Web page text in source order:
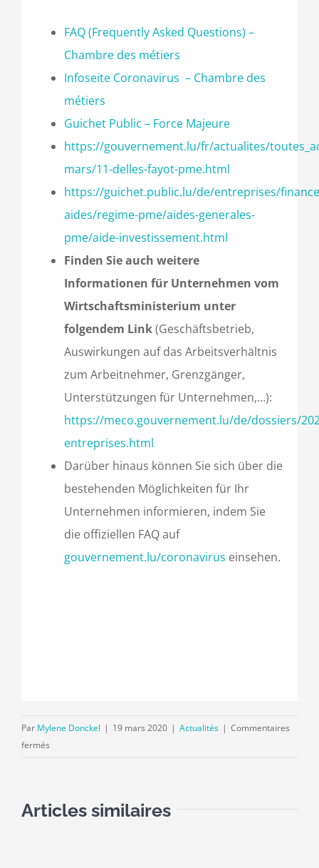
FAQ (Frequently Asked Questions) –
Chambre des métiers
Infoseite Coronavirus – Chambre des
métiers
Guichet Public – Force Majeure
https://gouvernement.lu/fr/actualites/
mars/11-delles-fayot-pme.html
https://guichet.public.lu/de/entreprises/
aides/regime-pme/aides-generales-
pme/aide-investissement.html
Finden Sie auch weitere
Informationen für Unternehmen vom
Wirtschaftsministerium unter
folgendem Link(Geschäftsbetrieb,
Auswirkungen auf das Arbeitsverhältnis
zum Arbeitnehmer, Grenzgänger,
Unterstützungen für Unternehmen,…):
https://meco.gouvernement.lu/de/dossiers/
entreprises.html
Darüber hinaus können Sie sich über die
bestehenden Möglichkeiten für Ihr
Unternehmen informieren, indem Sie
die offiziellen FAQ auf
gouvernement.lu/coronavirus einsehen.
Par Mylene Donckel | 19 mars 2020 | Actualités | Commentaires
fermés
Coronavirus
Articles similaires